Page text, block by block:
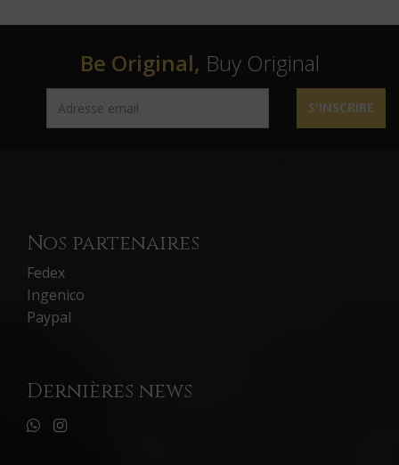
Be Original, Buy Original
S'INSCRIRE
Nos partenaires
Fedex
Ingenico
Paypal
Dernières news